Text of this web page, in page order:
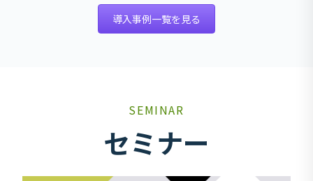
導入事例一覧を見る
SEMINAR
セミナー